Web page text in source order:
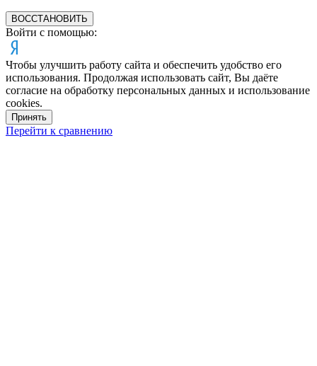
ВОССТАНОВИТЬ
Войти с помощью:
Чтобы улучшить работу сайта и обеспечить удобство его
использования. Продолжая использовать сайт, Вы даёте
согласие на обработку персональных данных и использование
cookies.
Принять
Перейти к сравнению